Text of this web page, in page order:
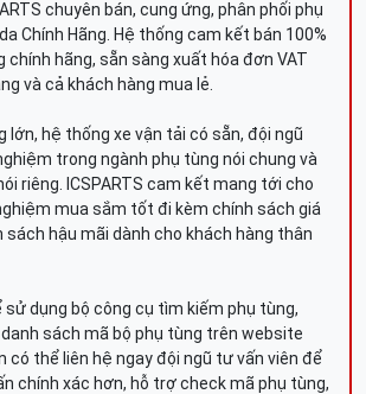
chuyên bán, cung ứng, phân phối phụ
Chính Hãng. Hệ thống cam kết bán 100%
chính hãng, sẵn sàng xuất hóa đơn VAT
và cả khách hàng mua lẻ.
lớn, hệ thống xe vận tải có sẵn, đội ngũ
trong ngành phụ tùng nói chung và
riêng. ICSPARTS cam kết mang tới cho
mua sắm tốt đi kèm chính sách giá
sách hậu mãi dành cho khách hàng thân
sử dụng bộ công cụ tìm kiếm phụ tùng,
sách mã bộ phụ tùng trên website
có thể liên hệ ngay đội ngũ tư vấn viên để
chính xác hơn, hỗ trợ check mã phụ tùng,